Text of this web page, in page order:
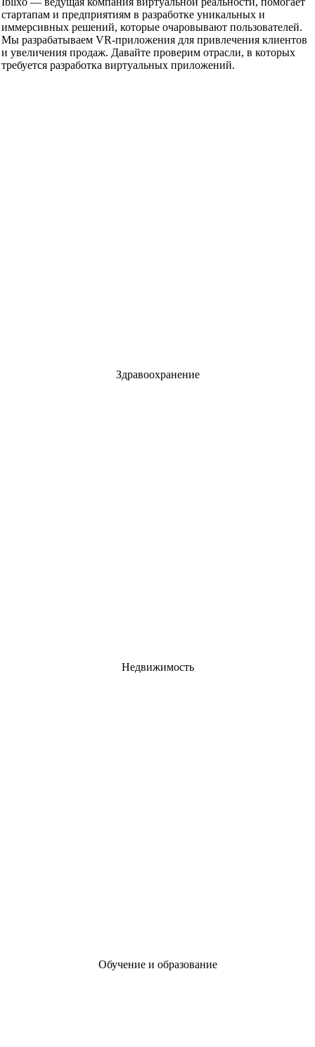
стартапам и предприятиям в разработке уникальных и
иммерсивных решений, которые очаровывают пользователей.
Мы разрабатываем VR-приложения для привлечения клиентов
и увеличения продаж. Давайте проверим отрасли, в которых
требуется разработка виртуальных приложений.
Здравоохранение
Недвижимость
Обучение и образование